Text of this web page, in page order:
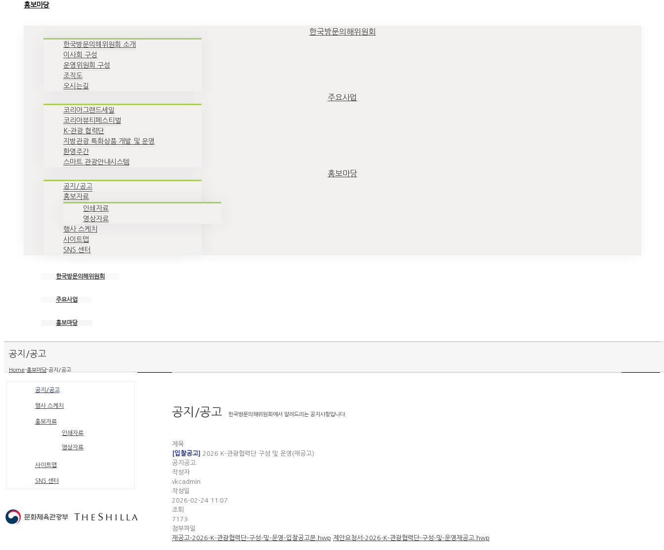
홍보마당
한국방문의해위원회
한국방문의해위원회 소개
이사회 구성
운영위원회 구성
조직도
오시는길
주요사업
코리아그랜드세일
코리아뷰티페스티벌
K-관광 협력단
지방관광 특화상품 개발 및 운영
환영주간
스마트 관광안내시스템
홍보마당
공지/공고
홍보자료
인쇄자료
영상자료
행사 스케치
사이트맵
SNS 센터
한국방문의해위원회
주요사업
홍보마당
공지/공고
Home-홍보마당-공지/공고
공지/공고 한국방문의해위원회에서 알려드리는 공지사항입니다.
제목
[입찰공고]
2026 K-관광협력단 구성 및 운영(재공고)
공지공고
작성자
vkcadmin
작성일
2026-02-24 11:07
조회
7173
첨부파일
재공고-2026-K-관광협력단-구성-및-운영-입찰공고문.hwp 제안요청서-2026-K-관광협력단-구성-및-운영재공고.hwp
공지/공고
행사 스케치
홍보자료
인쇄자료
영상자료
사이트맵
SNS 센터